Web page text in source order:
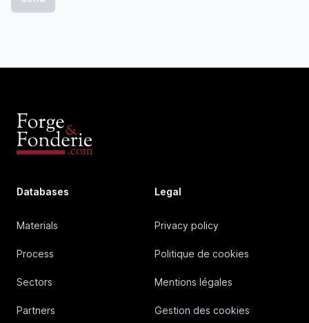
Databases
Materials
Process
Sectors
Partners
Legal
Privacy policy
Politique de cookies
Mentions légales
Gestion des cookies